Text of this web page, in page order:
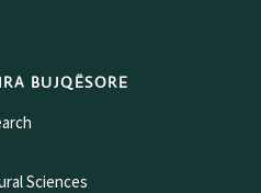
BUJQËSORE
Sciences